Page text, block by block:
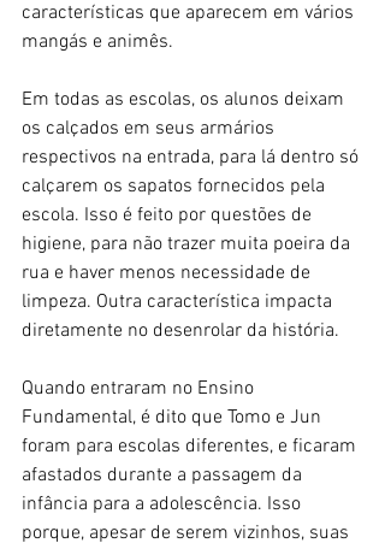
características que aparecem em vários
mangás e animês.
Em todas as escolas, os alunos deixam
os calçados em seus armários
respectivos na entrada, para lá dentro só
calçarem os sapatos fornecidos pela
escola. Isso é feito por questões de
higiene, para não trazer muita poeira da
rua e haver menos necessidade de
limpeza. Outra característica impacta
diretamente no desenrolar da história.
Quando entraram no Ensino
Fundamental, é dito que Tomo e Jun
foram para escolas diferentes, e ficaram
afastados durante a passagem da
infância para a adolescência. Isso
porque, apesar de serem vizinhos, suas